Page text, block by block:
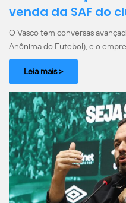
venda da SAF do
O Vasco tem conversas
Anônima do Futebol), e o
Leia mais >